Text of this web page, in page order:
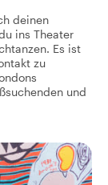
deinen
ins Theater
Es ist
zu
und